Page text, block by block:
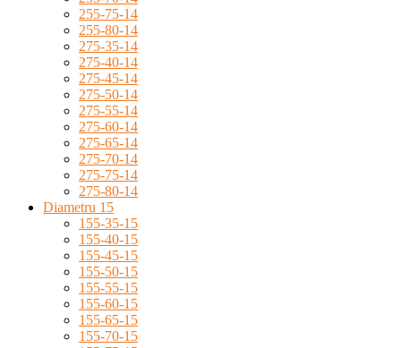
255-75-14
255-80-14
275-35-14
275-40-14
275-45-14
275-50-14
275-55-14
275-60-14
275-65-14
275-70-14
275-75-14
275-80-14
Diametru 15
155-35-15
155-40-15
155-45-15
155-50-15
155-55-15
155-60-15
155-65-15
155-70-15